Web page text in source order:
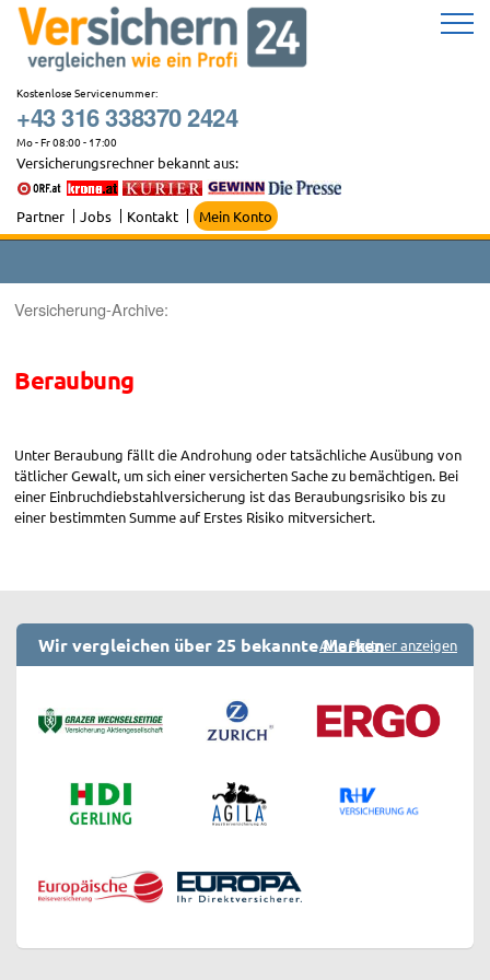
Zum
Inhalt
springen
Kostenlose Servicenummer:
+43 316 338370 2424
Mo - Fr 08:00 - 17:00
Versicherungsrechner bekannt aus:
Partner Jobs Kontakt Mein Konto
Versicherung-Archive:
Beraubung
Unter Beraubung fällt die Androhung oder tatsächliche Ausübung von
tätlicher Gewalt, um sich einer versicherten Sache zu bemächtigen. Bei
einer Einbruchdiebstahlversicherung ist das Beraubungsrisiko bis zu
einer bestimmten Summe auf Erstes Risiko mitversichert.
Wir vergleichen über 25 bekannte MarkenAlle Partner anzeigen